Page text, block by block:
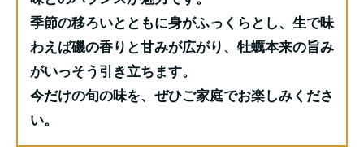
季節の移ろいとともに身がふっくらとし、生で味
わえば磯の香りと甘みが広がり、牡蠣本来の旨み
がいっそう引き立ちます。
今だけの旬の味を、ぜひご家庭でお楽しみくださ
い。